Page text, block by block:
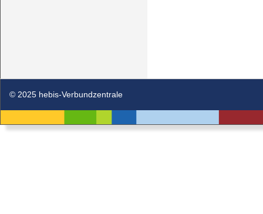
© 2025 hebis-Verbundzentrale